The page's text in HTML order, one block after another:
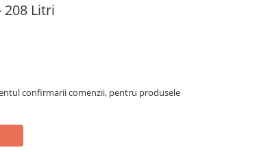
208 Litri
confirmarii comenzii, pentru produsele